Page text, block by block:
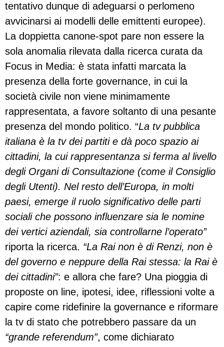
tentativo dunque di adeguarsi o perlomeno
avvicinarsi ai modelli delle emittenti europee).
La doppietta canone-spot pare non essere la
sola anomalia rilevata dalla ricerca curata da
Focus in Media: è stata infatti marcata la
presenza della forte governance, in cui la
società civile non viene minimamente
rappresentata, a favore soltanto di una pesante
presenza del mondo politico. “La tv pubblica
italiana è la tv dei partiti e dà poco spazio ai
cittadini, la cui rappresentanza si ferma al livello
degli Organi di Consultazione (come il Consiglio
degli Utenti). Nel resto dell’Europa, in molti
paesi, emerge il ruolo significativo delle parti
sociali che possono influenzare sia le nomine
dei vertici aziendali, sia controllarne l’operato”
riporta la ricerca. “La Rai non è di Renzi, non è
del governo e neppure della Rai stessa: la Rai è
dei cittadini”: e allora che fare? Una pioggia di
proposte on line, ipotesi, idee, riflessioni volte a
capire come ridefinire la governance e riformare
la tv di stato che potrebbero passare da un
“grande referendum”, come dichiarato